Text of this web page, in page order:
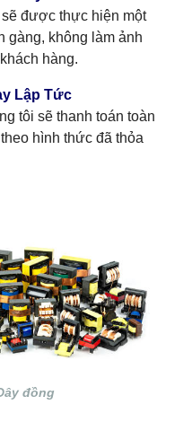
được thực hiện một
gàng, không làm ảnh
hàng.
Lập Tức
tôi sẽ thanh toán toàn
hình thức đã thỏa
đồng